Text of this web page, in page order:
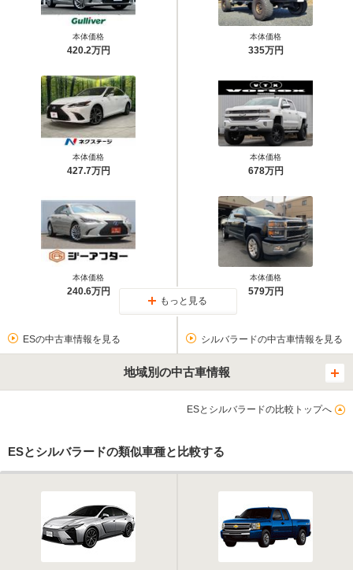
本体価格
420.2万円
本体価格
427.7万円
本体価格
240.6万円
本体価格
335万円
本体価格
678万円
本体価格
579万円
もっと見る
ESの中古車情報を見る シルバラードの中古車情報を見る
地域別の中古車情報
ESとシルバラードの比較トップへ
ESとシルバラードの類似車種と比較する